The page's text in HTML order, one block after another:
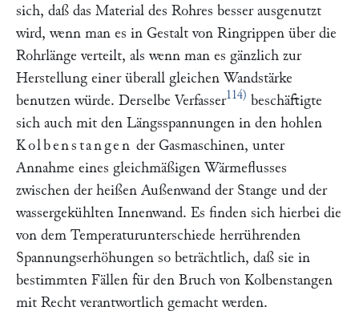
sich, daß das Material des Rohres besser ausgenutzt
wird, wenn man es in Gestalt von Ringrippen über die
Rohrlänge verteilt, als wenn man es gänzlich zur
Herstellung einer überall gleichen Wandstärke
benutzen würde. Derselbe Verfasser114) beschäftigte
sich auch mit den Längsspannungen in den hohlen
Kolbenstangen der Gasmaschinen, unter
Annahme eines gleichmäßigen Wärmeflusses
zwischen der heißen Außenwand der Stange und der
wassergekühlten Innenwand. Es finden sich hierbei die
von dem Temperaturunterschiede herrührenden
Spannungserhöhungen so beträchtlich, daß sie in
bestimmten Fällen für den Bruch von Kolbenstangen
mit Recht verantwortlich gemacht werden.